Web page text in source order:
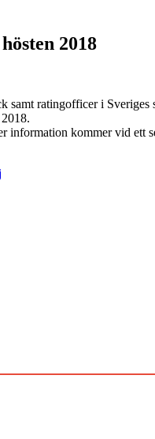
2018
samt ratingofficer i Sveriges
information kommer vid ett